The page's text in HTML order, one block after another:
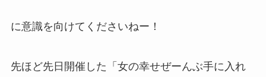
に意識を向けてくださいねー！
先ほど先日開催した「女の幸せぜーんぶ手に入れ